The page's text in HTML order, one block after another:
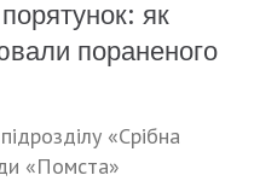
як
пораненого
«Срібна
«Помста»